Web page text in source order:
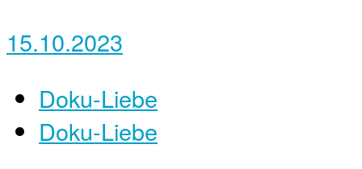
15.10.2023
Doku-Liebe
Doku-Liebe